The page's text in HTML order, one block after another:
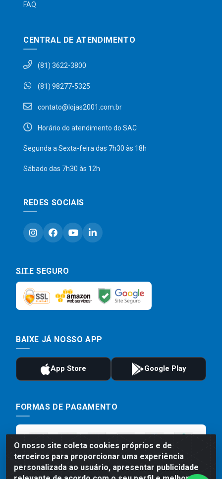
O nosso site coleta cookies próprios e de
terceiros para proporcionar uma experiência
personalizada ao usuário, apresentar publicidade
FAQ
CENTRAL DE ATENDIMENTO
(81) 3622-3800
(81) 98277-5325
contato@lojas2001.com.br
Horário do atendimento do SAC
Segunda a Sexta-feira das 7h30 às 18h
Sábado das 7h30 às 12h
REDES SOCIAIS
SITE SEGURO
BAIXE JÁ NOSSO APP
FORMAS DE PAGAMENTO